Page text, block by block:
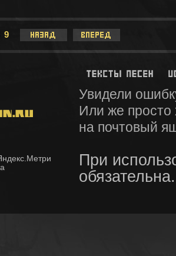
9
Увидели
Или же просто
на почтовый
При